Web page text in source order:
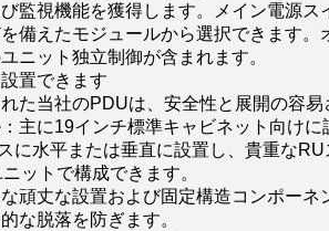
監視機能を獲得します。メイン電源
備えたモジュールから選択できます
ニット独立制御が含まれます。
置できます
た当社のPDUは、安全性と展開の容易
主に19インチ標準キャビネット向け
に水平または垂直に設置し、貴重な
ットで構成できます。
頑丈な設置および固定構造コンポー
な脱落を防ぎます。